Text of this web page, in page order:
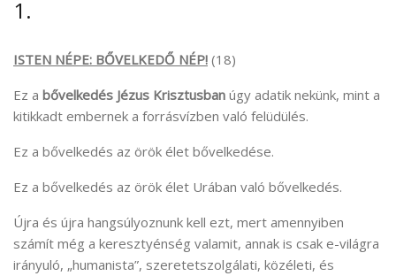
1.
ISTEN NÉPE: BŐVELKEDŐ NÉP! (18)
Ez a bővelkedés Jézus Krisztusban úgy adatik nekünk, mint a
kitikkadt embernek a forrásvízben való felüdülés.
Ez a bővelkedés az örök élet bővelkedése.
Ez a bővelkedés az örök élet Urában való bővelkedés.
Újra és újra hangsúlyoznunk kell ezt, mert amennyiben
számít még a keresztyénség valamit, annak is csak e-világra
irányuló, „humanista”, szeretetszolgálati, közéleti, és